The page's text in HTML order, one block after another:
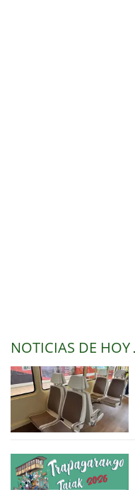
NOTICIAS DE HOY